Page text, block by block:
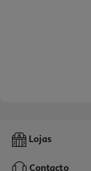
Tratamento Água
Lojas
Contacto